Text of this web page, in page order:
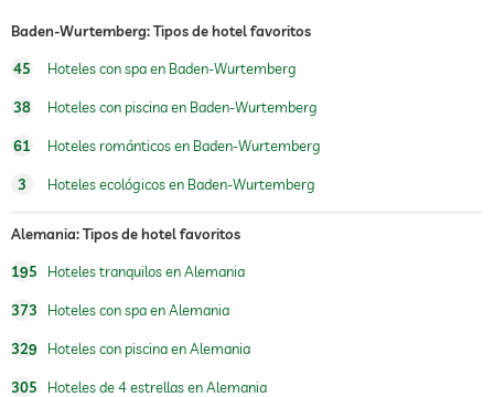
cursos de gimnasia
senderismo
sauna
oferta de masajes
masajes para el bienestar
spa Sin cargo
tratamientos
tratamientos faciales
pedicura
tratamientos corporales
peeling
Baden-Wurtemberg: Tipos de hotel favoritos
45 Hoteles con spa en Baden-Wurtemberg
38 Hoteles con piscina en Baden-Wurtemberg
61 Hoteles románticos en Baden-Wurtemberg
3 Hoteles ecológicos en Baden-Wurtemberg
Alemania: Tipos de hotel favoritos
195 Hoteles tranquilos en Alemania
373 Hoteles con spa en Alemania
329 Hoteles con piscina en Alemania
305 Hoteles de 4 estrellas en Alemania